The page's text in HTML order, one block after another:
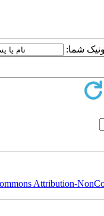
شما:
Attribution-